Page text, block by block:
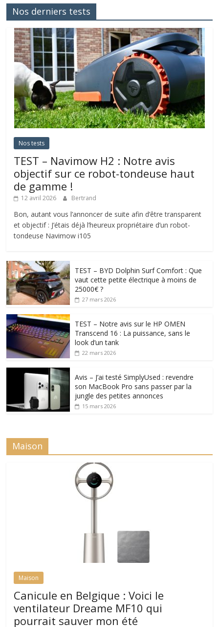
Nos derniers tests
Nos tests
TEST – Navimow H2 : Notre avis
objectif sur ce robot-tondeuse haut
de gamme !
12 avril 2026 Bertrand
Bon, autant vous l’annoncer de suite afin d’être transparent
et objectif : J’étais déjà l’heureux propriétaire d’un robot-
tondeuse Navimow i105
TEST – BYD Dolphin Surf Comfort : Que
vaut cette petite électrique à moins de
25000€ ?
27 mars 2026
TEST – Notre avis sur le HP OMEN
Transcend 16 : La puissance, sans le
look d’un tank
22 mars 2026
Avis – J’ai testé SimplyUsed : revendre
son MacBook Pro sans passer par la
jungle des petites annonces
15 mars 2026
Maison
Maison
Canicule en Belgique : Voici le
ventilateur Dreame MF10 qui
pourrait sauver mon été